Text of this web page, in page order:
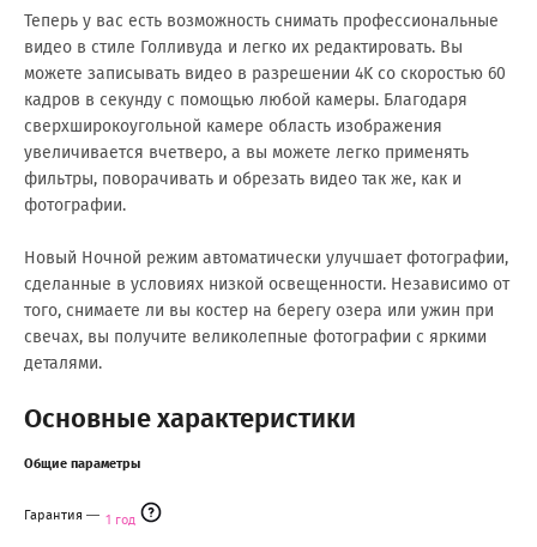
Теперь у вас есть возможность снимать профессиональные
видео в стиле Голливуда и легко их редактировать. Вы
можете записывать видео в разрешении 4K со скоростью 60
кадров в секунду с помощью любой камеры. Благодаря
сверхширокоугольной камере область изображения
увеличивается вчетверо, а вы можете легко применять
фильтры, поворачивать и обрезать видео так же, как и
фотографии.
Новый Ночной режим автоматически улучшает фотографии,
сделанные в условиях низкой освещенности. Независимо от
того, снимаете ли вы костер на берегу озера или ужин при
свечах, вы получите великолепные фотографии с яркими
деталями.
Основные характеристики
Общие параметры
Гарантия 1 год